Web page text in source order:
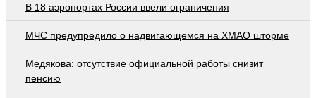
В 18 аэропортах России ввели ограничения
МЧС предупредило о надвигающемся на ХМАО шторме
Медякова: отсутствие официальной работы снизит
пенсию